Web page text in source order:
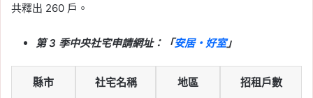
共釋出 260 戶。
第 3 季中央社宅申請網址：「安居・好室」
縣市 社宅名稱 地區 招租戶數